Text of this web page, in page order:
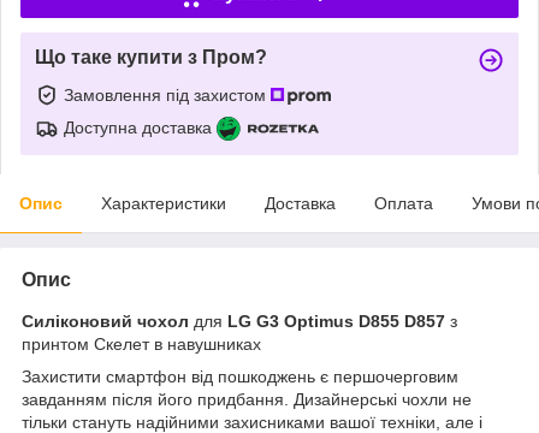
Що таке купити з Пром?
Замовлення під захистом
Доступна доставка
Опис Характеристики Доставка Оплата Умови
Опис
Силіконовий чохол для LG G3 Optimus D855 D857 з
принтом Скелет в навушниках
Захистити смартфон від пошкоджень є першочерговим
завданням після його придбання. Дизайнерські чохли не
тільки стануть надійними захисниками вашої техніки, але і